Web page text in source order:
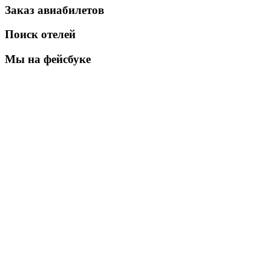
Заказ авиабилетов
Поиск отелей
Мы на фейсбуке